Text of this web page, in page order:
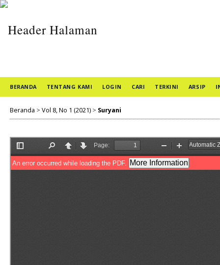
BERANDA TENTANG KAMI LOGIN CARI TERKINI ARSIP
Beranda > Vol 8, No 1 (2021) > Suryani